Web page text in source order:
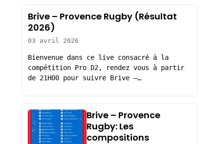
Brive – Provence Rugby (Résultat
2026)
03 avril 2026
Bienvenue dans ce live consacré à la
compétition Pro D2, rendez vous à partir
de 21H00 pour suivre Brive –…
Brive – Provence
Rugby: Les
compositions